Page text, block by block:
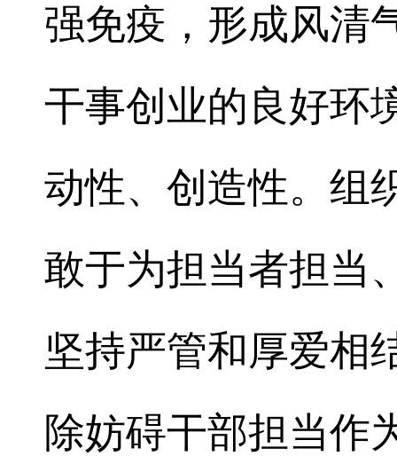
强免疫，形成风清
干事创业的良好环
动性、创造性。组
敢于为担当者担当
坚持严管和厚爱相
除妨碍干部担当作